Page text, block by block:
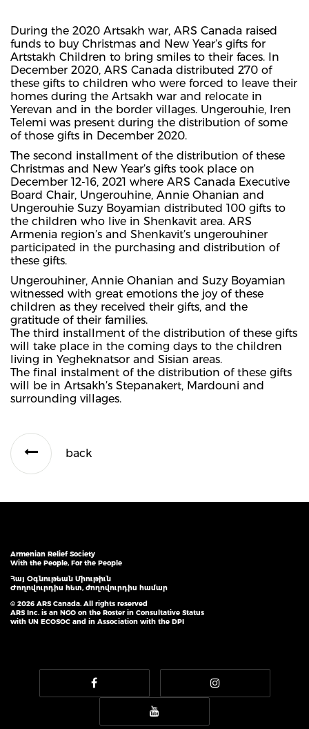
During the 2020 Artsakh war, ARS Canada raised
funds to buy Christmas and New Year’s gifts for
Artstakh Children to bring smiles to their faces. In
December 2020, ARS Canada distributed 270 of
these gifts to children who were forced to leave their
homes during the Artsakh war and relocate in
Yerevan and in the border villages. Ungerouhie, Iren
Telemi was present during the distribution of some
of those gifts in December 2020.
The second installment of the distribution of these
Christmas and New Year’s gifts took place on
December 12-16, 2021 where ARS Canada Executive
Board Chair, Ungerouhine, Annie Ohanian and
Ungerouhie Suzy Boyamian distributed 100 gifts to
the children who live in Shenkavit area. ARS
Armenia region’s and Shenkavit’s ungerouhiner
participated in the purchasing and distribution of
these gifts.
Ungerouhiner, Annie Ohanian and Suzy Boyamian
witnessed with great emotions the joy of these
children as they received their gifts, and the
gratitude of their families.
The third installment of the distribution of these gifts
will take place in the coming days to the children
living in Yegheknatsor and Sisian areas.
The final instalment of the distribution of these gifts
will be in Artsakh’s Stepanakert, Mardouni and
surrounding villages.
back
Armenian Relief Society
With the People, For the People
Հայ Օգնութեան Միութիւն
Ժողովուրդիս հետ, ժողովուրդիս համար
© 2026 ARS Canada. All rights reserved
ARS Inc. is an NGO on the Roster in Consultative Status
with UN ECOSOC and in Association with the DPI